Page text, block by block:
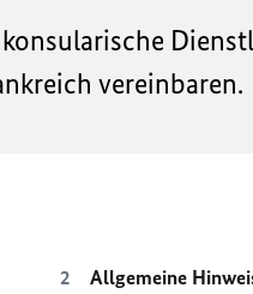
vereinbaren.
Allgemeine